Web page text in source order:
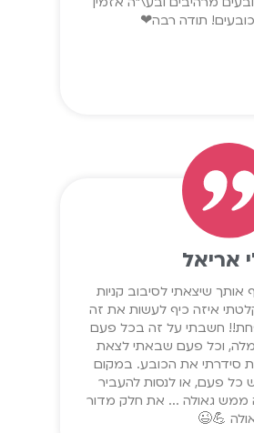
תודה רבה❤
אריאל
אותך שיצאתי לסיבוב קניות
איזה כיף לעשות את זה
חשבתי על זה בכל פעם
וכל פעם שבאתי לצאת
סידרתי את הכובע. במקום
פעם, או לנסות להעביר
גאולה ... את חלק מדור
💪😉